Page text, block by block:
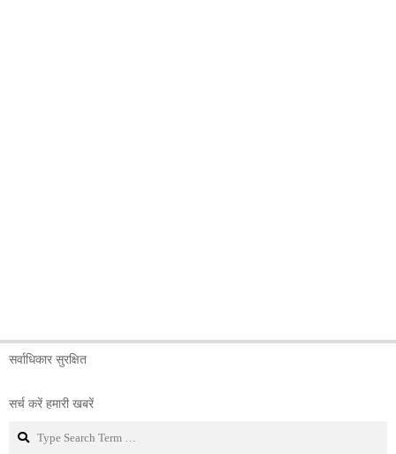
सर्वाधिकार सुरक्षित
सर्च करें हमारी खबरें